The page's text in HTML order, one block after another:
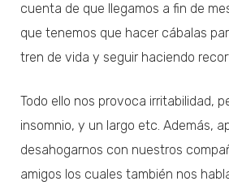
cuenta de que llegamos a fin de
que tenemos que hacer cábalas
tren de vida y seguir haciendo
Todo ello nos provoca irritabilidad,
insomnio, y un largo etc. Además,
desahogarnos con nuestros
amigos los cuales también nos